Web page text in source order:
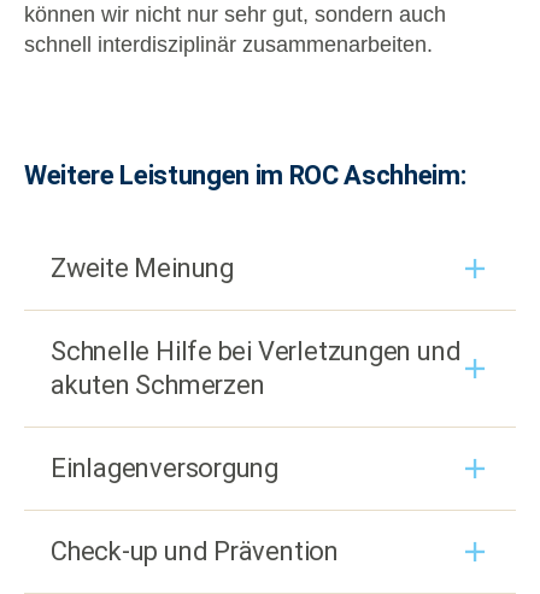
können wir nicht nur sehr gut, sondern auch
schnell interdisziplinär zusammenarbeiten.
Weitere Leistungen im ROC Aschheim:
Zweite Meinung
Schnelle Hilfe bei Verletzungen und
akuten Schmerzen
Einlagenversorgung
Check-up und Prävention